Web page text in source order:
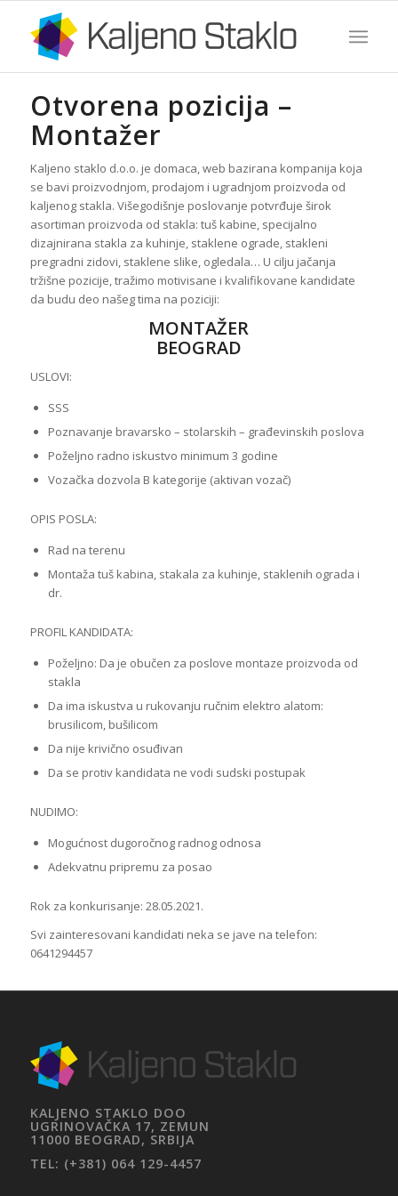
Otvorena pozicija –
Montažer
Kaljeno staklo d.o.o. je domaca, web bazirana kompanija koja
se bavi proizvodnjom, prodajom i ugradnjom proizvoda od
kaljenog stakla. Višegodišnje poslovanje potvrđuje širok
asortiman proizvoda od stakla: tuš kabine, specijalno
dizajnirana stakla za kuhinje, staklene ograde, stakleni
pregradni zidovi, staklene slike, ogledala… U cilju jačanja
tržišne pozicije, tražimo motivisane i kvalifikovane kandidate
da budu deo našeg tima na poziciji:
MONTAŽER
BEOGRAD
USLOVI:
SSS
Poznavanje bravarsko – stolarskih – građevinskih poslova
Poželjno radno iskustvo minimum 3 godine
Vozačka dozvola B kategorije (aktivan vozač)
OPIS POSLA:
Rad na terenu
Montaža tuš kabina, stakala za kuhinje, staklenih ograda i
dr.
PROFIL KANDIDATA:
Poželjno: Da je obučen za poslove montaze proizvoda od
stakla
Da ima iskustva u rukovanju ručnim elektro alatom:
brusilicom, bušilicom
Da nije krivično osuđivan
Da se protiv kandidata ne vodi sudski postupak
NUDIMO:
Mogućnost dugoročnog radnog odnosa
Adekvatnu pripremu za posao
Rok za konkurisanje: 28.05.2021.
Svi zainteresovani kandidati neka se jave na telefon:
0641294457
KALJENO STAKLO DOO
UGRINOVAČKA 17, ZEMUN
11000 BEOGRAD, SRBIJA
TEL: (+381) 064 129-4457